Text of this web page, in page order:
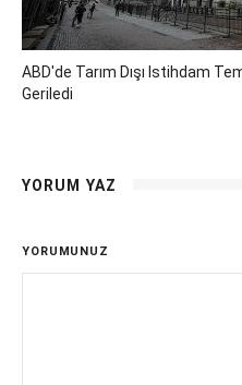
ABD'de Tarım Dışı Istihdam
Geriledi
YORUM YAZ
YORUMUNUZ